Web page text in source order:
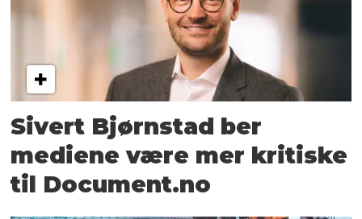
Sivert Bjørnstad ber
mediene være mer kritiske
til Document.no